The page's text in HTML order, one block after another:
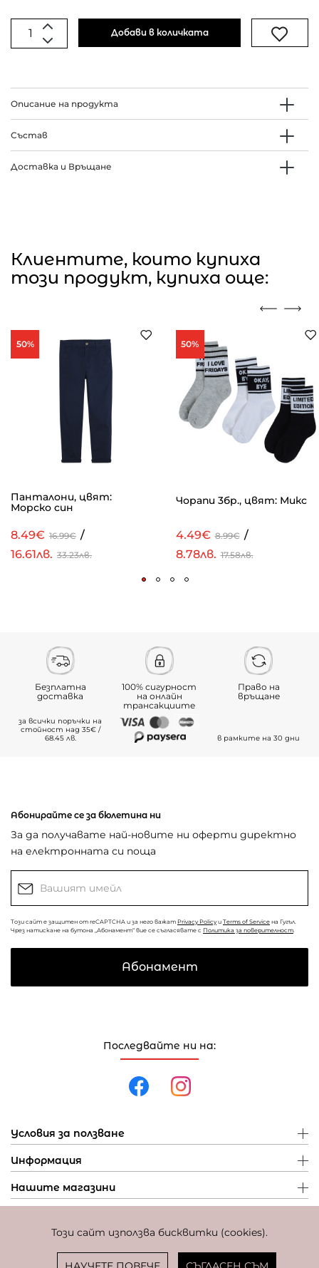
Този сайт използва бисквитки (cookies).
Добави в количката
Описание на продукта
Състав
Доставка и Връщане
Клиентите, които купиха
този продукт, купиха още:
50%
Панталони, цвят:
Морско син
8.49€ 16.99€ /
16.61лв. 33.23лв.
50%
Чорапи 3бр., цвят: Микс
4.49€ 8.99€ /
8.78лв. 17.58лв.
Безплатна
доставка
за всички поръчки на
стойност над 35€ /
68.45 лв.
100% сигурност
на онлайн
трансакциите
Право на
връщане
в рамките на 30 дни
Последвайте ни на:
Условия за ползване
Информация
Нашите магазини
Абонирайте се за бюлетина ни
За да получавате най-новите ни оферти директно
на електронната си поща
Този сайт е защитен от reCAPTCHA и за него важат Privacy Policy и Terms of Service на Гугъл.
Чрез натискане на бутона „Абонамент“ вие се съгласявате с Политика за поверителност
Абонамент
Фиксиран курс за превалутиране: 1 EUR = 1,95583 BGN